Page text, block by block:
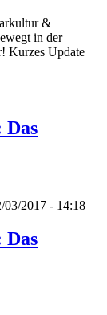
&
in der
Kurzes Update
Das
03/2017 - 14:18
Das